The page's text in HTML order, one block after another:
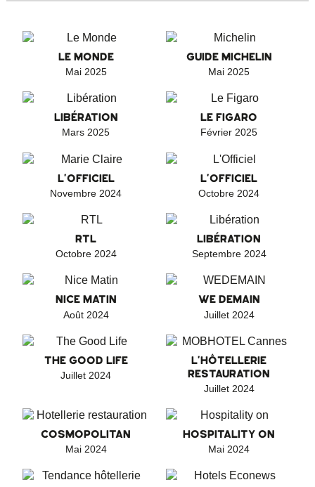
LE MONDE
Mai 2025
GUIDE MICHELIN
Mai 2025
LIBÉRATION
Mars 2025
LE FIGARO
Février 2025
L'OFFICIEL
Novembre 2024
L'OFFICIEL
Octobre 2024
RTL
Octobre 2024
LIBÉRATION
Septembre 2024
NICE MATIN
Août 2024
WE DEMAIN
Juillet 2024
THE GOOD LIFE
Juillet 2024
L'HÔTELLERIE
RESTAURATION
Juillet 2024
COSMOPOLITAN
Mai 2024
HOSPITALITY ON
Mai 2024